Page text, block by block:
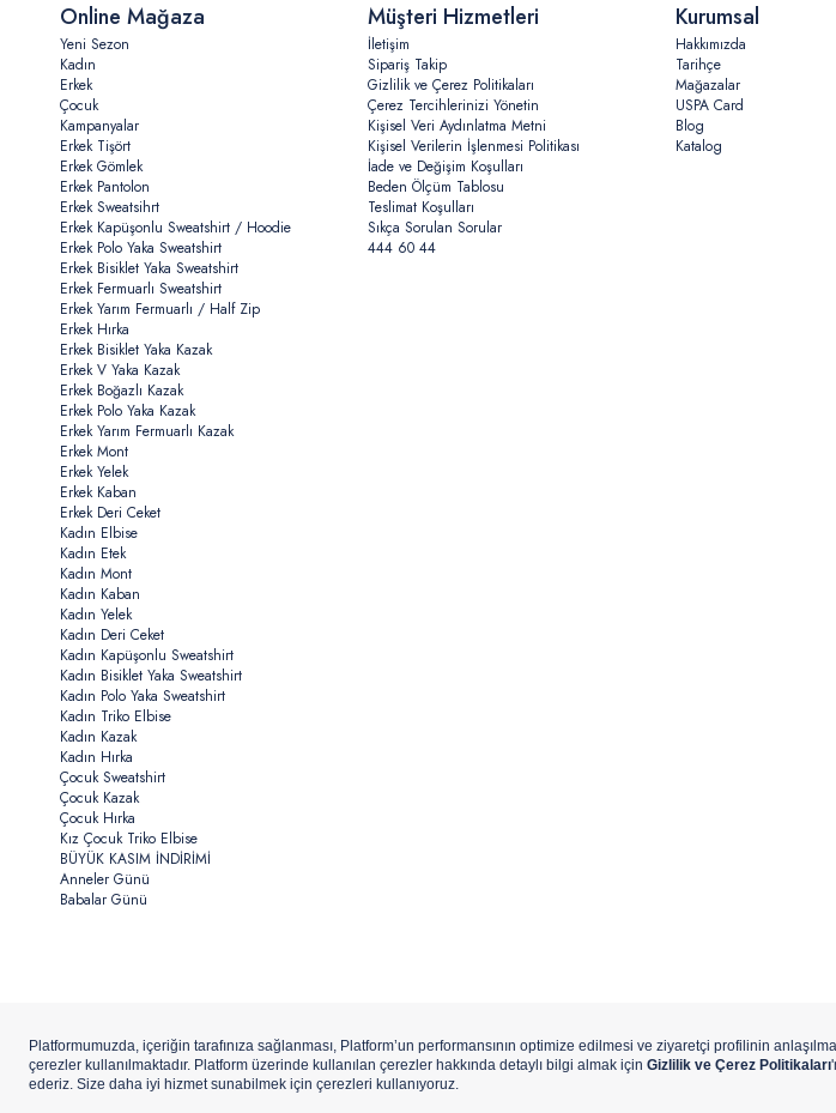
Online Mağaza
Yeni Sezon
Kadın
Erkek
Çocuk
Kampanyalar
Erkek Tişört
Erkek Gömlek
Erkek Pantolon
Erkek Sweatsihrt
Erkek Kapüşonlu Sweatshirt / Hoodie
Erkek Polo Yaka Sweatshirt
Erkek Bisiklet Yaka Sweatshirt
Erkek Fermuarlı Sweatshirt
Erkek Yarım Fermuarlı / Half Zip
Erkek Hırka
Erkek Bisiklet Yaka Kazak
Erkek V Yaka Kazak
Erkek Boğazlı Kazak
Erkek Polo Yaka Kazak
Erkek Yarım Fermuarlı Kazak
Erkek Mont
Erkek Yelek
Erkek Kaban
Erkek Deri Ceket
Kadın Elbise
Kadın Etek
Kadın Mont
Kadın Kaban
Kadın Yelek
Kadın Deri Ceket
Kadın Kapüşonlu Sweatshirt
Kadın Bisiklet Yaka Sweatshirt
Kadın Polo Yaka Sweatshirt
Kadın Triko Elbise
Kadın Kazak
Kadın Hırka
Çocuk Sweatshirt
Çocuk Kazak
Çocuk Hırka
Kız Çocuk Triko Elbise
BÜYÜK KASIM İNDİRİMİ
Anneler Günü
Babalar Günü
Müşteri Hizmetleri
İletişim
Sipariş Takip
Gizlilik ve Çerez Politikaları
Çerez Tercihlerinizi Yönetin
Kişisel Veri Aydınlatma Metni
Kişisel Verilerin İşlenmesi Politikası
İade ve Değişim Koşulları
Beden Ölçüm Tablosu
Teslimat Koşulları
Sıkça Sorulan Sorular
444 60 44
Kurumsal
Hakkımızda
Tarihçe
Mağazalar
USPA Card
Blog
Katalog
Copyright ©U.S.Polo Assn.Aydınlı Hazır Giyim A.Ş. iştirakidir.ETBİS’eKayıtlıdır.